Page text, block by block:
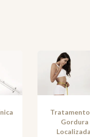
Gordura